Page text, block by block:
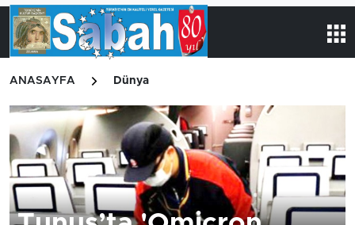
ANASAYFA Dünya